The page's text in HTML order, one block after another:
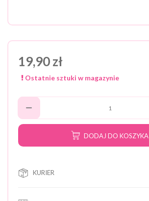
19,90 zł
Ostatnie sztuki w magazynie
DODAJ DO KOSZYKA
KURIER